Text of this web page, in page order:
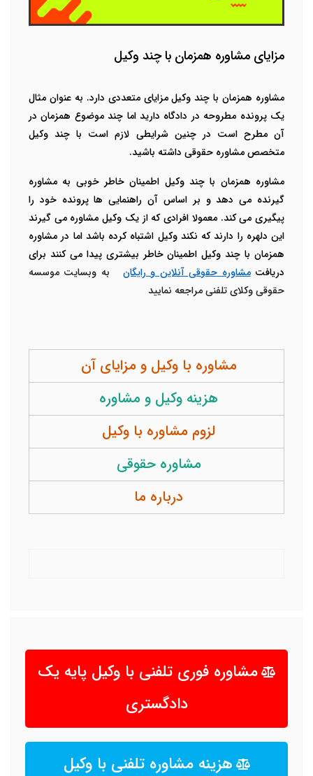
مزایای مشاوره همزمان با چند وکیل
مشاوره همزمان با چند وکیل مزایای متعددی دارد. به عنوان مثال
یک پرونده مطروحه در دادگاه دارید اما چند موضوع همزمان در
آن مطرح است در چنین شرایطی لازم است با چند وکیل
متخصص مشاوره حقوقی داشته باشید.
مشاوره همزمان با چند وکیل اطمینان خاطر خوبی به مشاوره
گیرنده می دهد و بر اساس آن راهنمایی ها پرونده خود را
پیگیری می کند. معمولا افرادی که از یک وکیل مشاوره می گیرند
این دلهره را دارند که نکند وکیل اشتباه کرده باشد اما در مشاوره
همزمان با چند وکیل اطمینان خاطر بیشتری پیدا می کنند برای
دریافتمشاوره حقوقی آنلاین و رایگان به وبسایت موسسه
حقوقی وکلای تلفنی مراجعه نمایید
مشاوره با وکیل و مزایای آن
هزینه وکیل و مشاوره
لزوم مشاوره با وکیل
مشاوره حقوقی
درباره ما
مشاوره فوری تلفنی با وکیل پایه یک
دادگستری
هزینه مشاوره تلفنی با وکیل